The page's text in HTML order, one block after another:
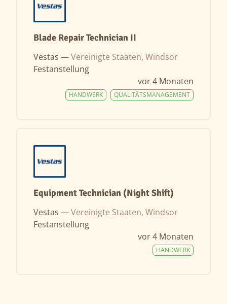
Blade Repair Technician II
Vestas —Vereinigte Staaten, Windsor
Festanstellung
vor 4 Monaten
QUALITÄTSMANAGEMENT
HANDWERK
Equipment Technician (Night Shift)
Vestas —Vereinigte Staaten, Windsor
Festanstellung
vor 4 Monaten
HANDWERK